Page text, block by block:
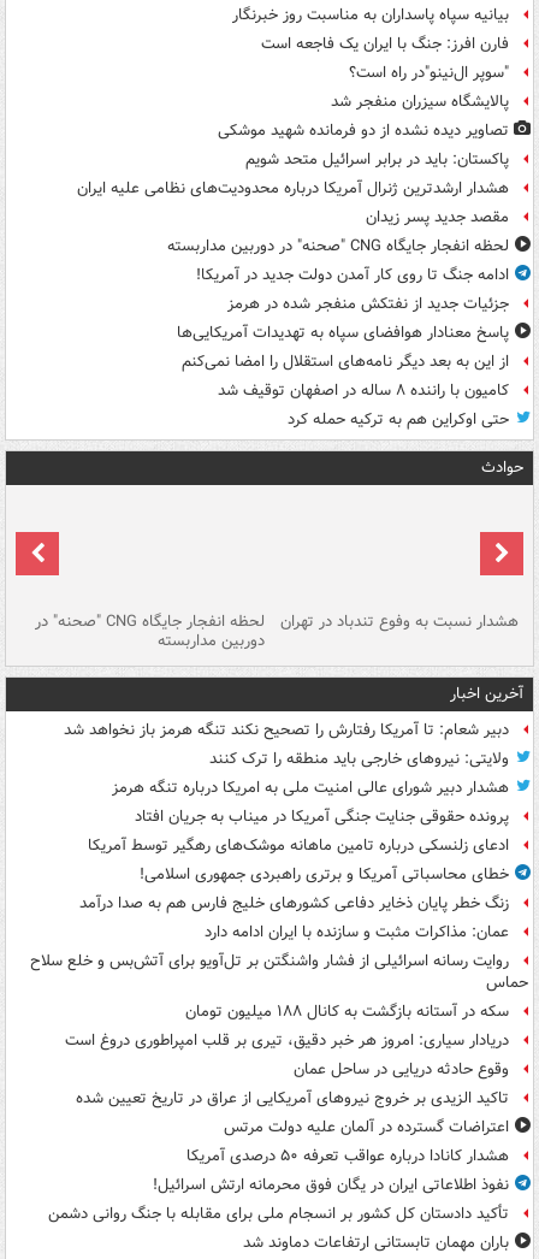
بیانیه سپاه پاسداران به مناسبت روز خبرنگار
فارن افرز: جنگ با ایران یک فاجعه است
"سوپر ال‌نینو"در راه است؟
پالایشگاه سیزران منفجر شد
تصاویر دیده‌ نشده از دو فرمانده شهید موشکی
پاکستان: باید در برابر اسرائیل متحد شویم
هشدار ارشدترین ژنرال آمریکا درباره محدودیت‌های نظامی علیه ایران
مقصد جدید پسر زیدان
لحظه انفجار جایگاه CNG "صحنه" در دوربین مداربسته
ادامه جنگ تا روی کار آمدن دولت جدید در آمریکا!
جزئیات جدید از نفتکش منفجر شده در هرمز
پاسخ معنادار هوافضای سپاه به تهدیدات آمریکایی‌ها
از این به بعد دیگر نامه‌های استقلال را امضا نمی‌کنم
کامیون با راننده ۸ ساله در اصفهان توقیف شد
حتی اوکراین هم به ترکیه حمله کرد
حوادث
هشدار نسبت به وفوع تندباد در تهران لحظه انفجار جایگاه CNG "صحنه" در
دوربین مداربسته
آخرین اخبار
دبیر شعام: تا آمریکا رفتارش را تصحیح نکند تنگه هرمز باز نخواهد شد
ولایتی: نیروهای خارجی باید منطقه را ترک کنند
هشدار دبیر شورای عالی امنیت ملی به امریکا درباره تنگه هرمز
پرونده حقوقی جنایت جنگی آمریکا در میناب به جریان افتاد
ادعای زلنسکی درباره تامین ماهانه موشک‌های رهگیر توسط آمریکا
خطای محاسباتی آمریکا و برتری راهبردی جمهوری اسلامی!
زنگ خطر پایان ذخایر دفاعی کشورهای خلیج فارس هم به صدا درآمد
عمان: مذاکرات مثبت و سازنده با ایران ادامه دارد
روایت رسانه اسرائیلی از فشار واشنگتن بر تل‌آویو برای آتش‌بس و خلع سلاح
حماس
سکه در آستانه بازگشت به کانال ۱۸۸ میلیون تومان
دریادار سیاری: امروز هر خبر دقیق، تیری بر قلب امپراطوری دروغ است
وقوع حادثه دریایی در ساحل عمان
تاکید الزیدی بر خروج نیروهای آمریکایی از عراق در تاریخ تعیین شده
اعتراضات گسترده در آلمان علیه دولت مرتس
هشدار کانادا درباره عواقب تعرفه ۵۰ درصدی آمریکا
نفوذ اطلاعاتی ایران در یگان فوق محرمانه ارتش اسرائیل!
تأکید دادستان کل کشور بر انسجام ملی برای مقابله با جنگ روانی دشمن
باران مهمان تابستانی ارتفاعات دماوند شد